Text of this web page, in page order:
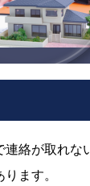
絡が取れな
ます。